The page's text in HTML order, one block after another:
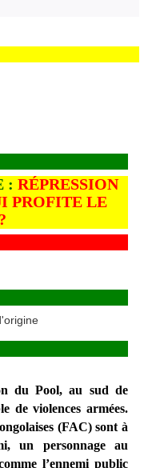
: RÉPRESSION
PROFITE LE
du Pool, au sud de
de violences armées.
(FAC) sont à
un personnage au
l’ennemi public